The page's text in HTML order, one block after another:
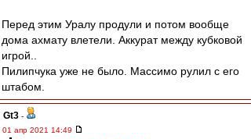
Перед этим Уралу продули и потом вообще
дома ахмату влетели. Аккурат между кубковой
игрой..
Пилипчука уже не было. Массимо рулил с его
штабом.
Gt3 -
01 апр 2021 14:49